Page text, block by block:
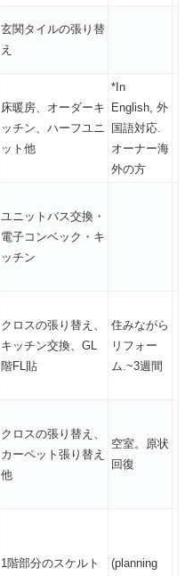
玄関タイルの張り替
え
床暖房、オーダーキ
ッチン、ハーフユニ
ット他
*In
English, 外
国語対応.
オーナー海
外の方
ユニットバス交換・
電子コンベック・キ
ッチン
クロスの張り替え、
キッチン交換、GL
階FL貼
住みながら
リフォー
ム.~3週間
クロスの張り替え、
カーペット張り替え
他
空室。原状
回復
1階部分のスケルト (planning